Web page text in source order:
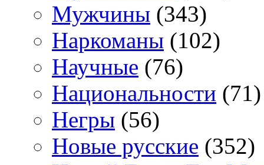
Мужчины (343)
Наркоманы (102)
Научные (76)
Национальности (71)
Негры (56)
Новые русские (352)